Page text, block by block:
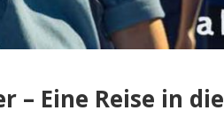
– Eine Reise in